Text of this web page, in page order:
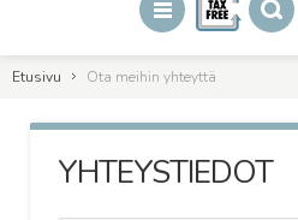
Etusivu Ota meihin yhteyttä
YHTEYSTIEDOT